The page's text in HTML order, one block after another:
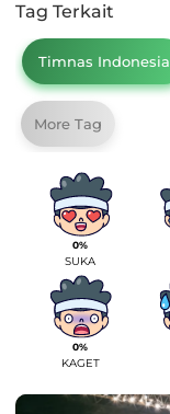
Tag Terkait
Timnas Indonesia
More Tag
0%
SUKA
0%
KAGET